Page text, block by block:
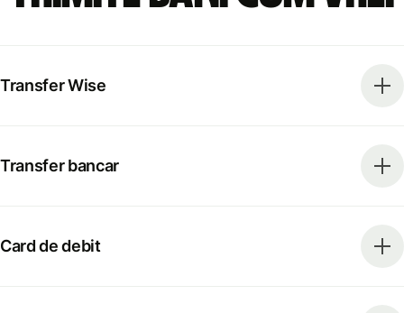
Transfer Wise
Transfer bancar
Card de debit